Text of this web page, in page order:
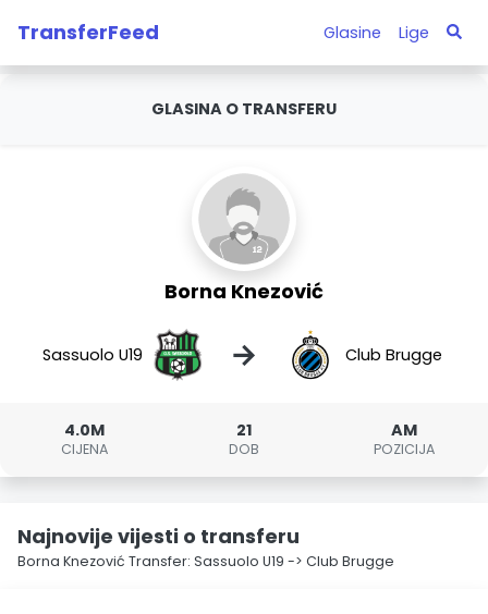
TransferFeed Glasine Lige
GLASINA O TRANSFERU
Borna Knezović
Sassuolo U19 → Club Brugge
4.0M
CIJENA
21
DOB
AM
POZICIJA
Najnovije vijesti o transferu
Borna Knezović Transfer: Sassuolo U19 -> Club Brugge